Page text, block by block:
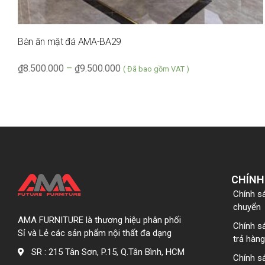
Bàn ăn mặt đá AMA-BA29
8.500.000
₫ – 9.500.000
₫ ( Đã bao gồm VAT )
AMA FURNITURE là thương hiệu phân phối
Sỉ và Lẻ các sản phẩm nội thất đa dạng
SR : 215 Tân Sơn, P.15, Q.Tân Bình, HCM
Chính
chuyển
Chính
trả hàng
Chính